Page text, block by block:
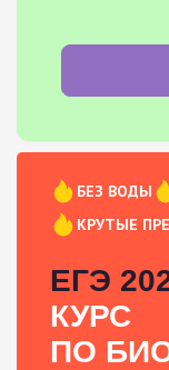
БЕЗ ВОДЫ
КРУТЫЕ
ЕГЭ
КУРС
ПО